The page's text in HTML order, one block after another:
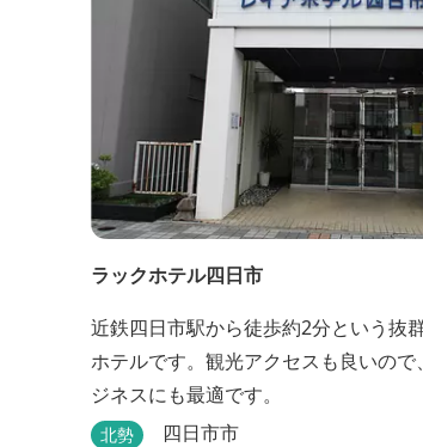
ラックホテル四日市
近鉄四日市駅から徒歩約2分という抜
ホテルです。観光アクセスも良いので
ジネスにも最適です。
北勢 四日市市